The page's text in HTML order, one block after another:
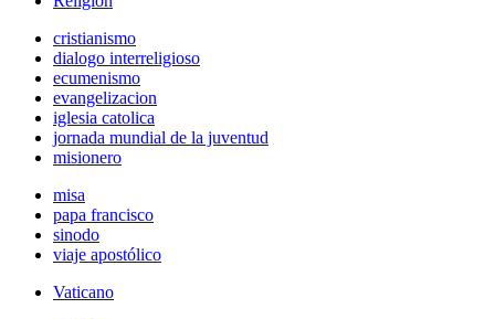
cristianismo
dialogo interreligioso
ecumenismo
evangelizacion
iglesia catolica
jornada mundial de la juventud
misionero
misa
papa francisco
sinodo
viaje apostólico
Vaticano